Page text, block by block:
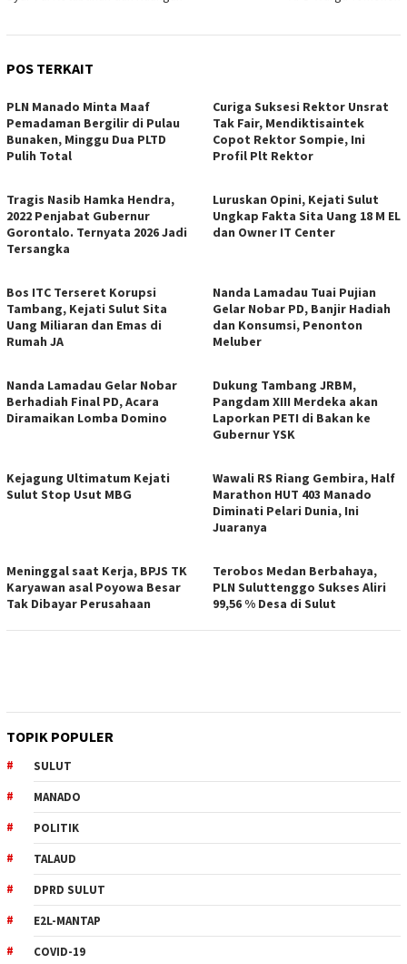
POS TERKAIT
PLN Manado Minta Maaf
Pemadaman Bergilir di Pulau
Bunaken, Minggu Dua PLTD
Pulih Total
Curiga Suksesi Rektor Unsrat
Tak Fair, Mendiktisaintek
Copot Rektor Sompie, Ini
Profil Plt Rektor
Tragis Nasib Hamka Hendra,
2022 Penjabat Gubernur
Gorontalo. Ternyata 2026 Jadi
Tersangka
Luruskan Opini, Kejati Sulut
Ungkap Fakta Sita Uang 18 M EL
dan Owner IT Center
Bos ITC Terseret Korupsi
Tambang, Kejati Sulut Sita
Uang Miliaran dan Emas di
Rumah JA
Nanda Lamadau Tuai Pujian
Gelar Nobar PD, Banjir Hadiah
dan Konsumsi, Penonton
Meluber
Nanda Lamadau Gelar Nobar
Berhadiah Final PD, Acara
Diramaikan Lomba Domino
Dukung Tambang JRBM,
Pangdam XIII Merdeka akan
Laporkan PETI di Bakan ke
Gubernur YSK
Kejagung Ultimatum Kejati
Sulut Stop Usut MBG
Wawali RS Riang Gembira, Half
Marathon HUT 403 Manado
Diminati Pelari Dunia, Ini
Juaranya
Meninggal saat Kerja, BPJS TK
Karyawan asal Poyowa Besar
Tak Dibayar Perusahaan
Terobos Medan Berbahaya,
PLN Suluttenggo Sukses Aliri
99,56 % Desa di Sulut
TOPIK POPULER
SULUT
MANADO
POLITIK
TALAUD
DPRD SULUT
E2L-MANTAP
COVID-19